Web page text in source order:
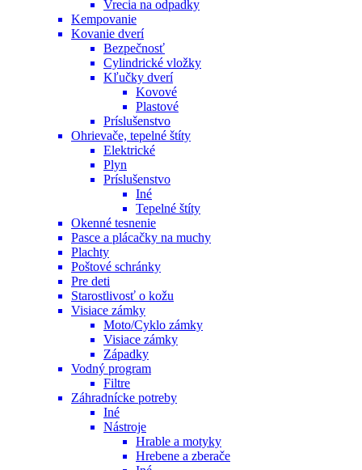
Vrecia na odpadky
Kempovanie
Kovanie dverí
Bezpečnosť
Cylindrické vložky
Kľučky dverí
Kovové
Plastové
Príslušenstvo
Ohrievače, tepelné štíty
Elektrické
Plyn
Príslušenstvo
Iné
Tepelné štíty
Okenné tesnenie
Pasce a plácačky na muchy
Plachty
Poštové schránky
Pre deti
Starostlivosť o kožu
Visiace zámky
Moto/Cyklo zámky
Visiace zámky
Západky
Vodný program
Filtre
Záhradnícke potreby
Iné
Nástroje
Hrable a motyky
Hrebene a zberače